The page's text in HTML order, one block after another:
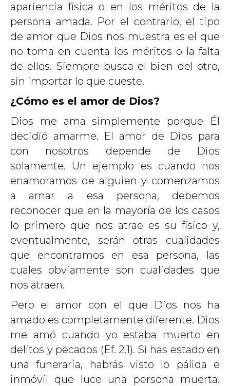
apariencia física o en los méritos de la
persona amada. Por el contrario, el tipo
de amor que Dios nos muestra es el que
no toma en cuenta los méritos o la falta
de ellos. Siempre busca el bien del otro,
sin importar lo que cueste.
¿Cómo es el amor de Dios?
Dios me ama simplemente porque Él
decidió amarme. El amor de Dios para
con nosotros depende de Dios
solamente. Un ejemplo es cuando nos
enamoramos de alguien y comenzamos
a amar a esa persona, debemos
reconocer que en la mayoría de los casos
lo primero que nos atrae es su físico y,
eventualmente, serán otras cualidades
que encontramos en esa persona, las
cuales obviamente son cualidades que
nos atraen.
Pero el amor con el que Dios nos ha
amado es completamente diferente. Dios
me amó cuando yo estaba muerto en
delitos y pecados (Ef. 2.1). Si has estado en
una funeraria, habrás visto lo pálida e
inmóvil que luce una persona muerta.